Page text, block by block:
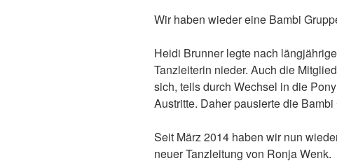
Wir haben wieder eine Bambi
Heidi Brunner legte nach
Tanzleiterin nieder. Auch die
sich, teils durch Wechsel in die
Austritte. Daher pausierte die
Seit März 2014 haben wir nun
neuer Tanzleitung von Ronja Wenk.